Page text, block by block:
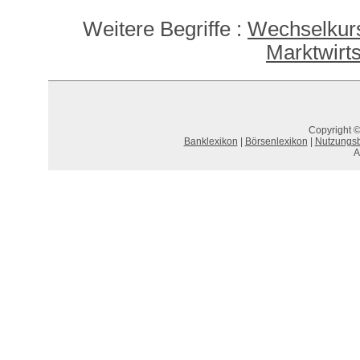
Weitere Begriffe :
Copyright
Banklexikon
Börsenlexikon